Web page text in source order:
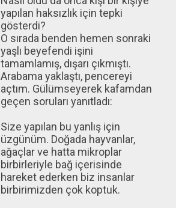
yapılan haksızlık için tepki
gösterdi?
O sırada benden hemen sonraki
yaşlı beyefendi işini
tamamlamış, dışarı çıkmıştı.
Arabama yaklaştı, pencereyi
açtım. Gülümseyerek kafamdan
geçen soruları yanıtladı:
Size yapılan bu yanlış için
üzgünüm. Doğada hayvanlar,
ağaçlar ve hatta mikroplar
birbirleriyle bağ içerisinde
hareket ederken biz insanlar
birbirimizden çok koptuk.